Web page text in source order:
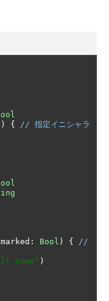
) {
// 指定イニシャラ
marked : Bool ) {
//
name" )